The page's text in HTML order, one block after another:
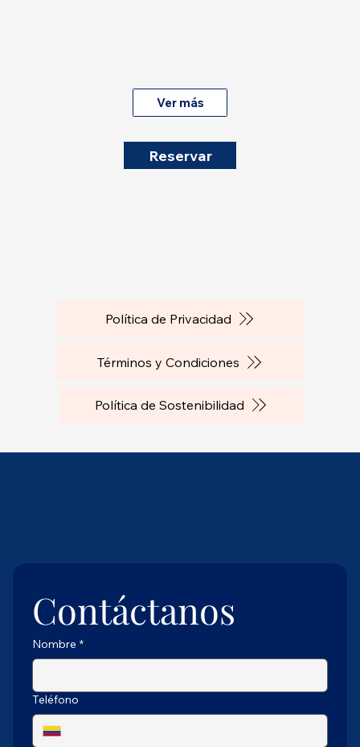
Ver más
Reservar
Política de Privacidad
Términos y Condiciones
Política de Sostenibilidad
Contáctanos
Nombre *
Teléfono